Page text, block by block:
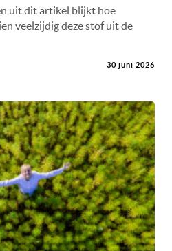
uit dit artikel blijkt hoe
veelzijdig deze stof uit de
30 juni 2026